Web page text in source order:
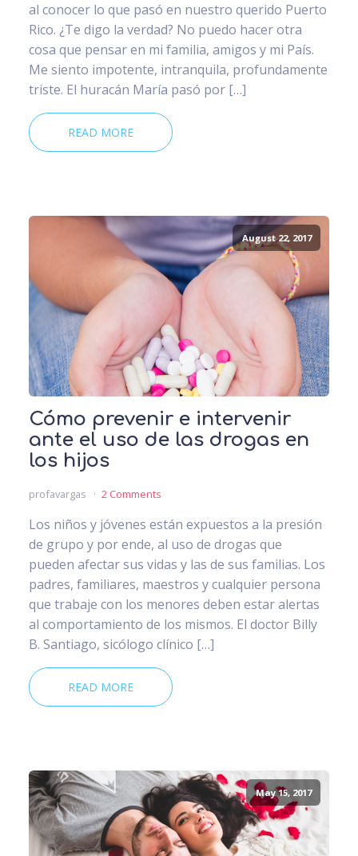
al conocer lo que pasó en nuestro querido Puerto
Rico. ¿Te digo la verdad? No puedo hacer otra
cosa que pensar en mi familia, amigos y mi País.
Me siento impotente, intranquila, profundamente
triste. El huracán María pasó por […]
READ MORE
August 22, 2017
Cómo prevenir e intervenir
ante el uso de las drogas en
los hijos
profavargas 2 Comments
Los niños y jóvenes están expuestos a la presión
de grupo y por ende, al uso de drogas que
pueden afectar sus vidas y las de sus familias. Los
padres, familiares, maestros y cualquier persona
que trabaje con los menores deben estar alertas
al comportamiento de los mismos. El doctor Billy
B. Santiago, sicólogo clínico […]
READ MORE
May 15, 2017